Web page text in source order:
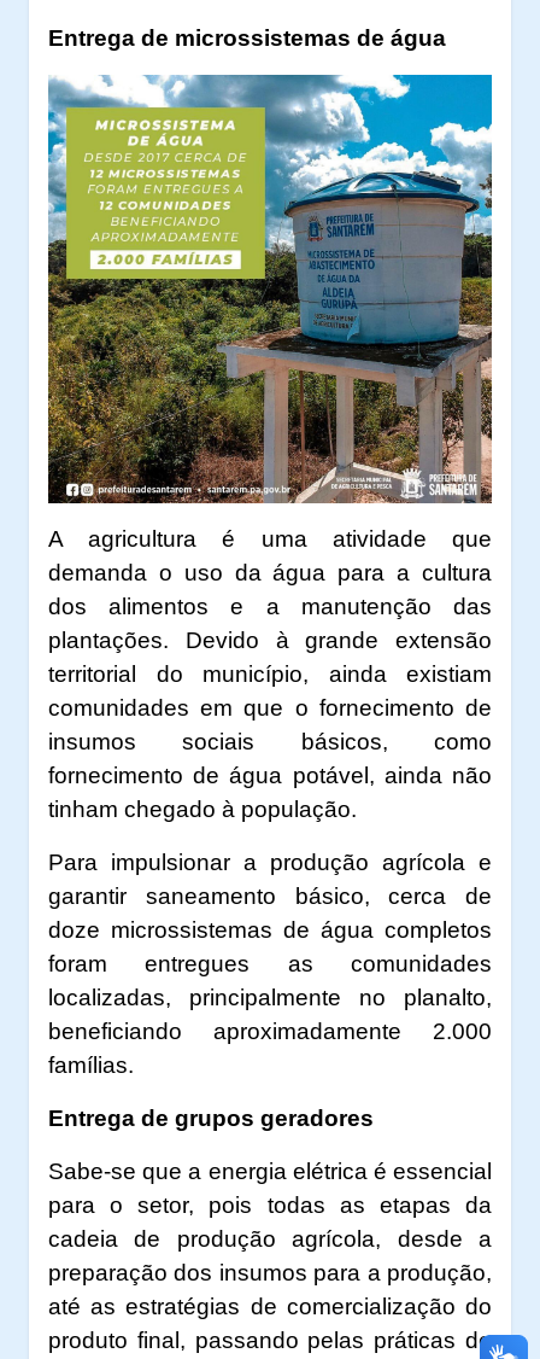
Entrega de microssistemas de água
A agricultura é uma atividade que
demanda o uso da água para a cultura
dos alimentos e a manutenção das
plantações. Devido à grande extensão
territorial do município, ainda existiam
comunidades em que o fornecimento de
insumos sociais básicos, como
fornecimento de água potável, ainda não
tinham chegado à população.
Para impulsionar a produção agrícola e
garantir saneamento básico, cerca de
doze microssistemas de água completos
foram entregues as comunidades
localizadas, principalmente no planalto,
beneficiando aproximadamente 2.000
famílias.
Entrega de grupos geradores
Sabe-se que a energia elétrica é essencial
para o setor, pois todas as etapas da
cadeia de produção agrícola, desde a
preparação dos insumos para a produção,
até as estratégias de comercialização do
produto final, passando pelas práticas de